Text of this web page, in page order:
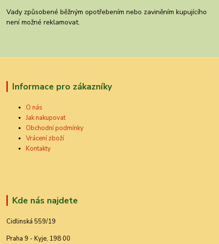
Vady způsobené běžným opotřebením nebo zaviněním kupujícího
není možné reklamovat.
Informace pro zákazníky
O nás
Jak nakupovat
Obchodní podmínky
Vrácení zboží
Kontakty
Kde nás najdete
Cidlinská 559/19
Praha 9 - Kyje, 198 00